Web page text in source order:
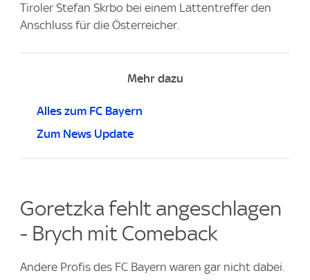
Tiroler Stefan Skrbo bei einem Lattentreffer den
Anschluss für die Österreicher.
Mehr dazu
Alles zum FC Bayern
Zum News Update
Goretzka fehlt angeschlagen
- Brych mit Comeback
Andere Profis des FC Bayern waren gar nicht dabei.